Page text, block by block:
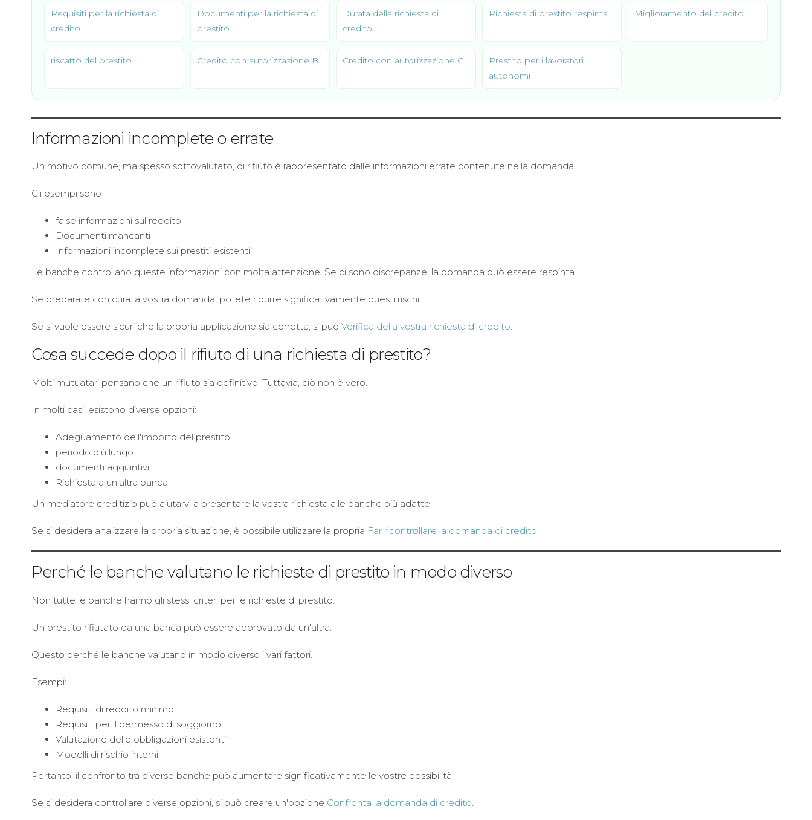
Requisiti per la richiesta di
credito
Documenti per la richiesta di
prestito
Durata della richiesta di
credito
Richiesta di prestito respinta Miglioramento del credito
riscatto del prestito. Credito con autorizzazione B Credito con autorizzazione C
Prestito per i lavoratori
autonomi
Informazioni incomplete o errate
Un motivo comune, ma spesso sottovalutato, di rifiuto è rappresentato dalle informazioni errate contenute nella domanda.
Gli esempi sono
false informazioni sul reddito
Documenti mancanti
Informazioni incomplete sui prestiti esistenti
Le banche controllano queste informazioni con molta attenzione. Se ci sono discrepanze, la domanda può essere respinta.
Se preparate con cura la vostra domanda, potete ridurre significativamente questi rischi.
Se si vuole essere sicuri che la propria applicazione sia corretta, si può Verifica della vostra richiesta di credito.
Cosa succede dopo il rifiuto di una richiesta di prestito?
Molti mutuatari pensano che un rifiuto sia definitivo. Tuttavia, ciò non è vero.
In molti casi, esistono diverse opzioni:
Adeguamento dell'importo del prestito
periodo più lungo
documenti aggiuntivi
Richiesta a un'altra banca
Un mediatore creditizio può aiutarvi a presentare la vostra richiesta alle banche più adatte.
Se si desidera analizzare la propria situazione, è possibile utilizzare la propria Far ricontrollare la domanda di credito.
Perché le banche valutano le richieste di prestito in modo diverso
Non tutte le banche hanno gli stessi criteri per le richieste di prestito.
Un prestito rifiutato da una banca può essere approvato da un'altra.
Questo perché le banche valutano in modo diverso i vari fattori.
Esempi:
Requisiti di reddito minimo
Requisiti per il permesso di soggiorno
Valutazione delle obbligazioni esistenti
Modelli di rischio interni
Pertanto, il confronto tra diverse banche può aumentare significativamente le vostre possibilità.
Se si desidera controllare diverse opzioni, si può creare un'opzione Confronta la domanda di credito.